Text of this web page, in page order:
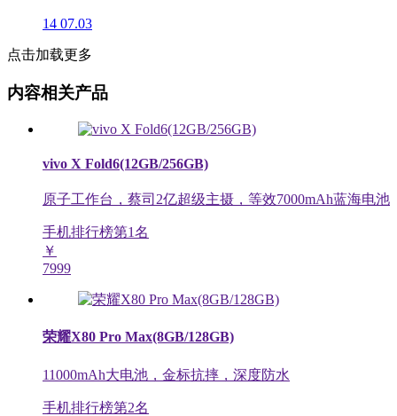
14 07.03
点击加载更多
内容相关产品
vivo X Fold6(12GB/256GB)
原子工作台，蔡司2亿超级主摄，等效7000mAh蓝海电池
手机排行榜第1名
￥
7999
荣耀X80 Pro Max(8GB/128GB)
11000mAh大电池，金标抗摔，深度防水
手机排行榜第2名